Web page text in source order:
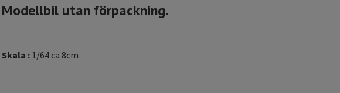
Modellbil utan förpackning.
Skala : 1/64 ca 8cm